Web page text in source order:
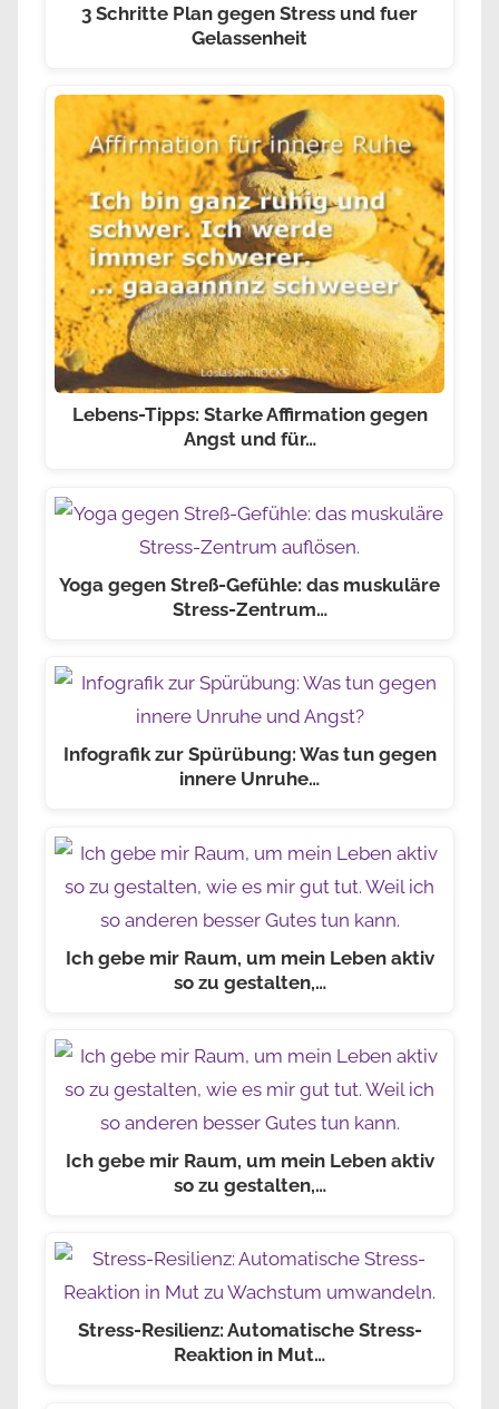
3 Schritte Plan gegen Stress und fuer
Gelassenheit
Lebens-Tipps: Starke Affirmation gegen
Angst und für…
Yoga gegen Streß-Gefühle: das muskuläre
Stress-Zentrum…
Infografik zur Spürübung: Was tun gegen
innere Unruhe…
Ich gebe mir Raum, um mein Leben aktiv
so zu gestalten,…
Ich gebe mir Raum, um mein Leben aktiv
so zu gestalten,…
Stress-Resilienz: Automatische Stress-
Reaktion in Mut…